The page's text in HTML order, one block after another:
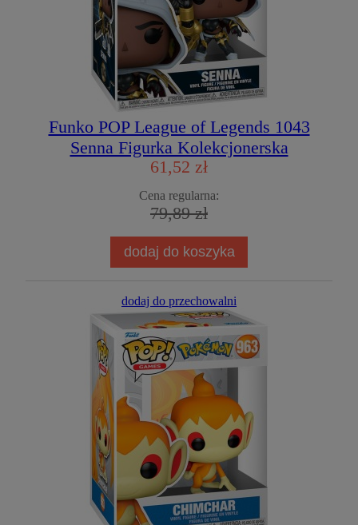
Funko POP League of Legends 1043
Senna Figurka Kolekcjonerska
61,52 zł
Cena regularna:
79,89 zł
dodaj do koszyka
dodaj do przechowalni